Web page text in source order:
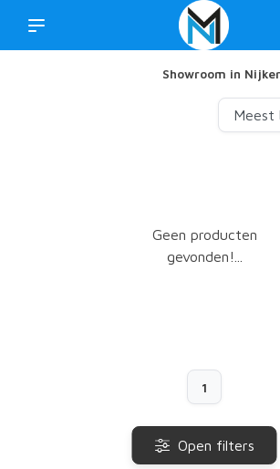
Showroom in Nijkerk
Geen producten
gevonden!...
1
Open filters